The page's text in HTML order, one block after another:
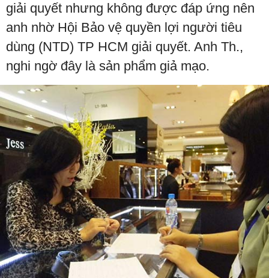
giải quyết nhưng không được đáp ứng nên
anh nhờ Hội Bảo vệ quyền lợi người tiêu
dùng (NTD) TP HCM giải quyết. Anh Th.,
nghi ngờ đây là sản phẩm giả mạo.